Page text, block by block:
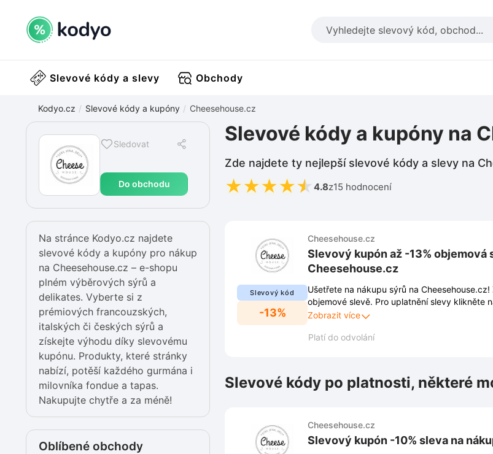
Slevové kódy a slevy Obchody
Kodyo.cz Slevové kódy a kupóny Cheesehouse.cz
Sledovat
Do obchodu
Slevové kódy a kupóny na
Zde najdete ty nejlepší slevové kódy a slevy na
★★★★★ 4.8z15 hodnocení
Na stránce Kodyo.cz najdete
slevové kódy a kupóny pro nákup
na Cheesehouse.cz – e-shopu
plném výběrových sýrů a
delikates. Vyberte si z
prémiových francouzských,
italských či českých sýrů a
získejte výhodu díky slevovému
kupónu. Produkty, které stránky
nabízí, potěší každého gurmána i
milovníka fondue a tapas.
Nakupujte chytře a za méně!
Oblíbené obchody
Slevový kód
-13%
Cheesehouse.cz
Slevový kupón až -13% objemová
Cheesehouse.cz
Ušetřete na nákupu sýrů na
objemové slevě. Pro uplatnění slevy klikněte
shopu. Výše slevy se odvíjí od hodnoty vašeho
Zobrazit více
Platí do odvolání
Slevové kódy po platnosti, některé
Cheesehouse.cz
Slevový kupón -10% sleva na